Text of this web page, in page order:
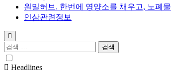
원밀허브. 한번에 영양소를 채우고, 노폐
인삼관련정보
검
색:
Headlines